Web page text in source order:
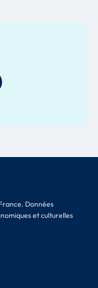
Données
et culturelles